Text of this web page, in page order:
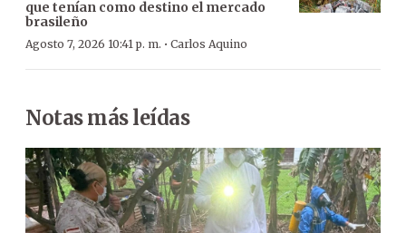
que tenían como destino el mercado
brasileño
Agosto 7, 2026 10:41 p. m. · Carlos Aquino
Notas más leídas